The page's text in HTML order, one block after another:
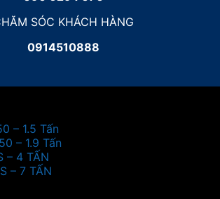
SÓC KHÁCH HÀNG
0914510888
– 1.5 Tấn
– 1.9 Tấn
– 4 TẤN
– 7 TẤN